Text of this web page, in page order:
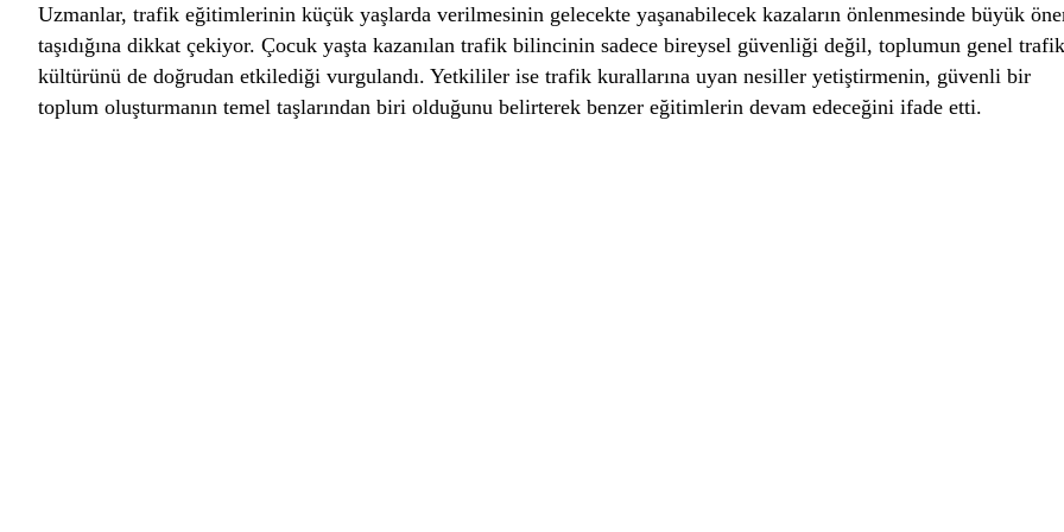
Uzmanlar, trafik eğitimlerinin küçük yaşlarda verilmesinin gelecekte yaşanabilecek kazaların önlenmesinde büyük
taşıdığına dikkat çekiyor. Çocuk yaşta kazanılan trafik bilincinin sadece bireysel güvenliği değil, toplumun genel
kültürünü de doğrudan etkilediği vurgulandı. Yetkililer ise trafik kurallarına uyan nesiller yetiştirmenin, güvenli bir
toplum oluşturmanın temel taşlarından biri olduğunu belirterek benzer eğitimlerin devam edeceğini ifade etti.